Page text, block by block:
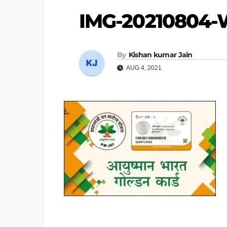
IMG-
By Kishan kumar Jain
AUG 4, 2021